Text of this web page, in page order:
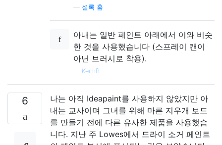
셜록 홈
아내는 일반 페인트 아래에서 이와 비슷
한 것을 사용했습니다 (스프레이 캔이
아닌 브러시로 착용).
— KeithB
6
나는 아직 Ideapaint를 사용하지 않았지만 아
내는 교사이며 그녀를 위해 마른 지우개 보드
를 만들기 전에 다른 유사한 제품을 사용했습
니다. 지난 주 Lowes에서 드라이 소거 페인트